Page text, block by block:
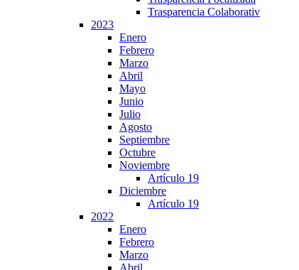
Trasparencia Colaborativ
2023
Enero
Febrero
Marzo
Abril
Mayo
Junio
Julio
Agosto
Septiembre
Octubre
Noviembre
Artículo 19
Diciembre
Artículo 19
2022
Enero
Febrero
Marzo
Abril